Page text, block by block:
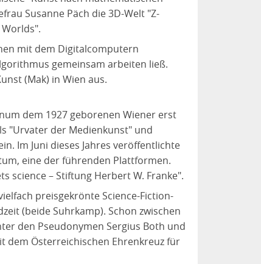
Susanne Päch die 3D-Welt "Z-
mit dem Digitalcomputern
gemeinsam arbeiten ließ.
(Mak) in Wien aus.
dem 1927 geborenen Wiener erst
"Urvater der Medienkunst" und
Im Juni dieses Jahres veröffentlichte
eine der führenden Plattformen.
science – Stiftung Herbert W. Franke".
preisgekrönte Science-Fiction-
(beide Suhrkamp). Schon zwischen
den Pseudonymen Sergius Both und
dem Österreichischen Ehrenkreuz für